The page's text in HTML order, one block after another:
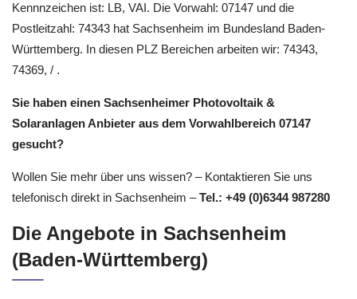
Kennnzeichen ist: LB, VAI. Die Vorwahl: 07147 und die
Postleitzahl: 74343 hat Sachsenheim im Bundesland Baden-
Württemberg. In diesen PLZ Bereichen arbeiten wir: 74343,
74369, / .
Sie haben einen Sachsenheimer Photovoltaik &
Solaranlagen Anbieter aus dem Vorwahlbereich 07147
gesucht?
Wollen Sie mehr über uns wissen? – Kontaktieren Sie uns
telefonisch direkt in Sachsenheim –Tel.: +49 (0)6344 987280
Die Angebote in Sachsenheim
(Baden-Württemberg)